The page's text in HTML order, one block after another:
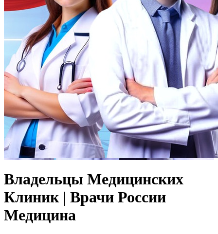
Владельцы Медицинских
Клиник | Врачи России
Медицина